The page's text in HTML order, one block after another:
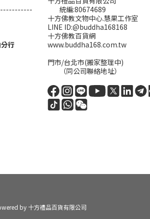
行
統編:80674689
十方佛教文物中心.慧果工作室
LINE ID:@buddha168168
十方佛教百貨網
www.buddha168.com.tw
門市/台北市(搬家整理中)
（同公司聯絡地址）
by 十方禮品百貨有限公司